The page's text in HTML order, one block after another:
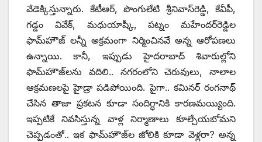
వేడెక్కిస్తున్నారు. కేటీఆర్‌, ‌పొంగులేటి శ్రీనివాస్‌రెడ్డి, కేవీపీ,
గడ్డం వివేక్‌, ‌మధుయాష్కీ, పట్నం మహేందర్‌రెడ్డిల
ఫామ్‌హౌజ్‌ ‌లన్నీ అక్రమంగా నిర్మించినవే అన్న ఆరోపణలు
ఉన్నాయి. కానీ, ఇప్పుడు హైదరాబాద్‌ ‌శివారుల్లోని
ఫామ్‌హౌజ్‌లను వదిలి.. నగరంలోని చెరువులు, నాలాల
ఆక్రమణలపై హైడ్రా పడిపోయింది. పైగా.. కమినర్‌ ‌రంగనాథ్‌
‌చేసిన తాజా ప్రకటన కూడా సందిగ్ధానికి కారణమయ్యింది.
ఇప్పటికే నివసిస్తున్న వాళ్ల నిర్మాణాలు కూల్చేయబోమని
చెప్పడంతో.. ఇక ఫామ్‌హౌజ్‌ల జోలికి కూడా వెళ్లరా? అన్న